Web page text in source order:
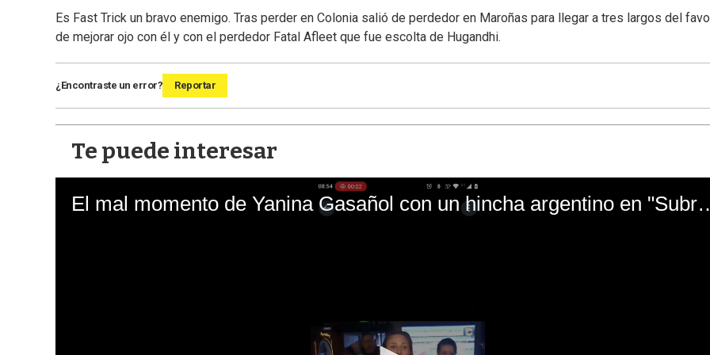
Es Fast Trick un bravo enemigo. Tras perder en Colonia salió de perdedor en Maroñas para llegar a tres largos del
de mejorar ojo con él y con el perdedor Fatal Afleet que fue escolta de Hugandhi.
¿Encontraste un error? Reportar
Te puede interesar
El mal momento de Yanina